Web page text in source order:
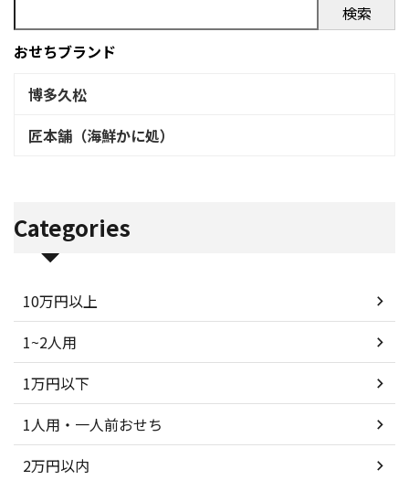
検索
おせちブランド
博多久松
匠本舗（海鮮かに処）
Categories
10万円以上
1~2人用
1万円以下
1人用・一人前おせち
2万円以内